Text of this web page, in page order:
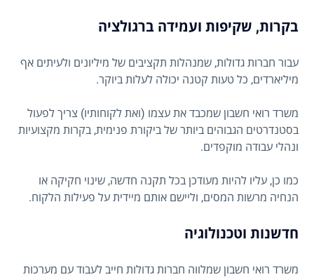
בקרות, שקיפות ועמידה ברגולציה
עבור חברות גדולות, שמנהלות תקציבים של מיליונים ולעיתים אף
מיליארדים, כל טעות קטנה יכולה לעלות ביוקר.
משרד רואי חשבון שמכבד את עצמו (ואת לקוחותיו) צריך לפעול
בסטנדרטים הגבוהים ביותר של ביקורת פנימית, בקרות מקצועיות
ונהלי עבודה מוקפדים.
כמו כן, עליו להיות מעודכן בכל תקנה חדשה, שינוי חקיקה או
הנחיה מרשות המסים, וליישם אותם מיידית על פעילות הלקוח.
חדשנות וטכנולוגיה
משרד רואי חשבון שמלווה חברות גדולות חייב לעבוד עם מערכות